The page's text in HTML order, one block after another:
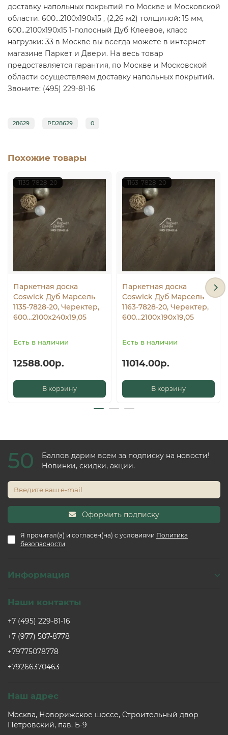
доставку напольных покрытий по Москве и Московской
области. 600…2100x190x15 , (2,26 м2) толщиной: 15 мм,
600…2100x190x15 1-полосный Дуб Клеевое, класс
нагрузки: 33 в Москве вы всегда можете в интернет-
магазине Паркет и Двери. На весь товар
предоставляется гарантия, по Москве и Московской
области осуществляем доставку напольных покрытий.
Звоните: (495) 229-81-16
28629 PD28629 0
Похожие товары
1135-7828-20
Паркетная доска
Coswick Дуб Марсель
1135-7828-20, Черектер,
600…2100x240x19,05
Есть в наличии
12588.00р.
В корзину
1163-7828-20
Паркетная доска
Coswick Дуб Марсель
1163-7828-20, Черектер,
600…2100x190x19,05
Есть в наличии
11014.00р.
В корзину
50
Баллов дарим всем за подписку на новости!
Новинки, скидки, акции.
Оформить подписку
Я прочитал(а) и согласен(на) с условиями Политика
безопасности
Информация
Наши контакты
+7 (495) 229-81-16
+7 (977) 507-8778
+79775078778
+79266370463
Наш адрес
Москва, Новорижское шоссе, Строительный двор
Петровский, пав. Б-9